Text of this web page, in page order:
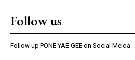
Follow us
Follow up PONE YAE GEE on Social Meida